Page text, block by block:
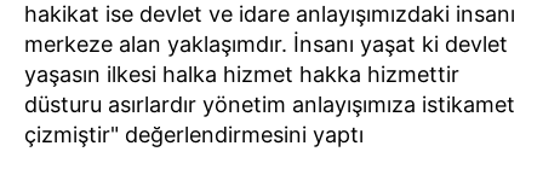
hakikat ise devlet ve idare anlayışımızdaki insanı
merkeze alan yaklaşımdır. İnsanı yaşat ki devlet
yaşasın ilkesi halka hizmet hakka hizmettir
düsturu asırlardır yönetim anlayışımıza istikamet
çizmiştir" değerlendirmesini yaptı